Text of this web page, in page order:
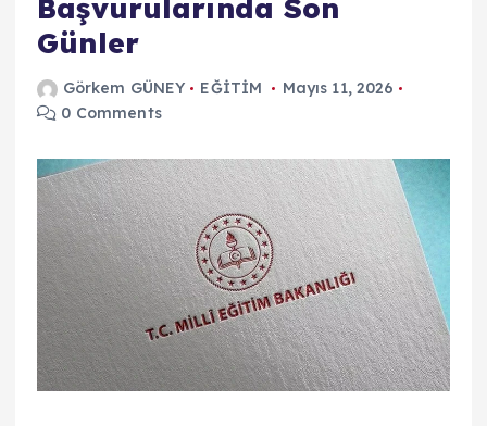
Başvurularında Son
Günler
Görkem GÜNEY EĞİTİM
Mayıs 11, 2026
0 Comments